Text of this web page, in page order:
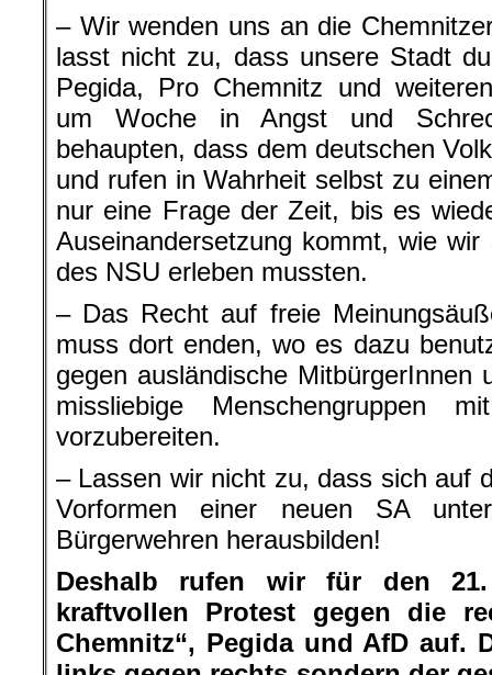
– Wir wenden uns an die
lasst nicht zu, dass unsere Stadt
Pegida, Pro Chemnitz und
um Woche in Angst und
behaupten, dass dem deutschen
und rufen in Wahrheit selbst zu
nur eine Frage der Zeit, bis es
Auseinandersetzung kommt, wie
des NSU erleben mussten.
– Das Recht auf freie
muss dort enden, wo es dazu
gegen ausländische MitbürgerInnen
missliebige Menschengruppen
vorzubereiten.
– Lassen wir nicht zu, dass sich auf
Vorformen einer neuen SA
Bürgerwehren herausbilden!
Deshalb rufen wir für den 21.
kraftvollen Protest gegen die
Chemnitz“, Pegida und AfD auf.